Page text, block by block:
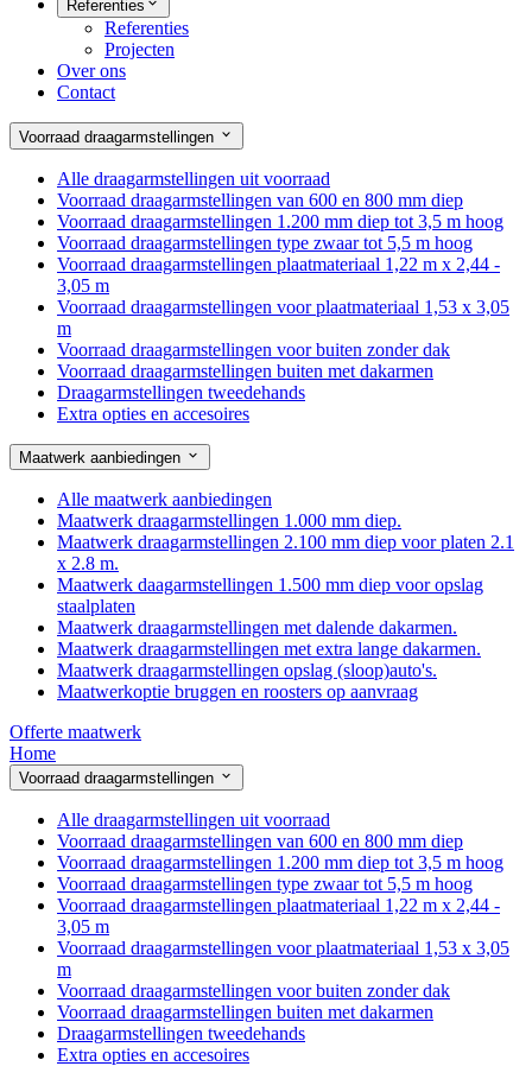
Referenties
Referenties
Projecten
Over ons
Contact
Voorraad draagarmstellingen
Alle draagarmstellingen uit voorraad
Voorraad draagarmstellingen van 600 en 800 mm diep
Voorraad draagarmstellingen 1.200 mm diep tot 3,5 m hoog
Voorraad draagarmstellingen type zwaar tot 5,5 m hoog
Voorraad draagarmstellingen plaatmateriaal 1,22 m x 2,44 -
3,05 m
Voorraad draagarmstellingen voor plaatmateriaal 1,53 x 3,05
m
Voorraad draagarmstellingen voor buiten zonder dak
Voorraad draagarmstellingen buiten met dakarmen
Draagarmstellingen tweedehands
Extra opties en accesoires
Maatwerk aanbiedingen
Alle maatwerk aanbiedingen
Maatwerk draagarmstellingen 1.000 mm diep.
Maatwerk draagarmstellingen 2.100 mm diep voor platen 2.1
x 2.8 m.
Maatwerk daagarmstellingen 1.500 mm diep voor opslag
staalplaten
Maatwerk draagarmstellingen met dalende dakarmen.
Maatwerk draagarmstellingen met extra lange dakarmen.
Maatwerk draagarmstellingen opslag (sloop)auto's.
Maatwerkoptie bruggen en roosters op aanvraag
Offerte maatwerk
Home
Voorraad draagarmstellingen
Alle draagarmstellingen uit voorraad
Voorraad draagarmstellingen van 600 en 800 mm diep
Voorraad draagarmstellingen 1.200 mm diep tot 3,5 m hoog
Voorraad draagarmstellingen type zwaar tot 5,5 m hoog
Voorraad draagarmstellingen plaatmateriaal 1,22 m x 2,44 -
3,05 m
Voorraad draagarmstellingen voor plaatmateriaal 1,53 x 3,05
m
Voorraad draagarmstellingen voor buiten zonder dak
Voorraad draagarmstellingen buiten met dakarmen
Draagarmstellingen tweedehands
Extra opties en accesoires